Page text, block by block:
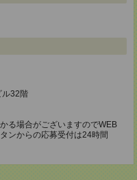
ル32階
る場合がございますのでWEB
ンからの応募受付は24時間